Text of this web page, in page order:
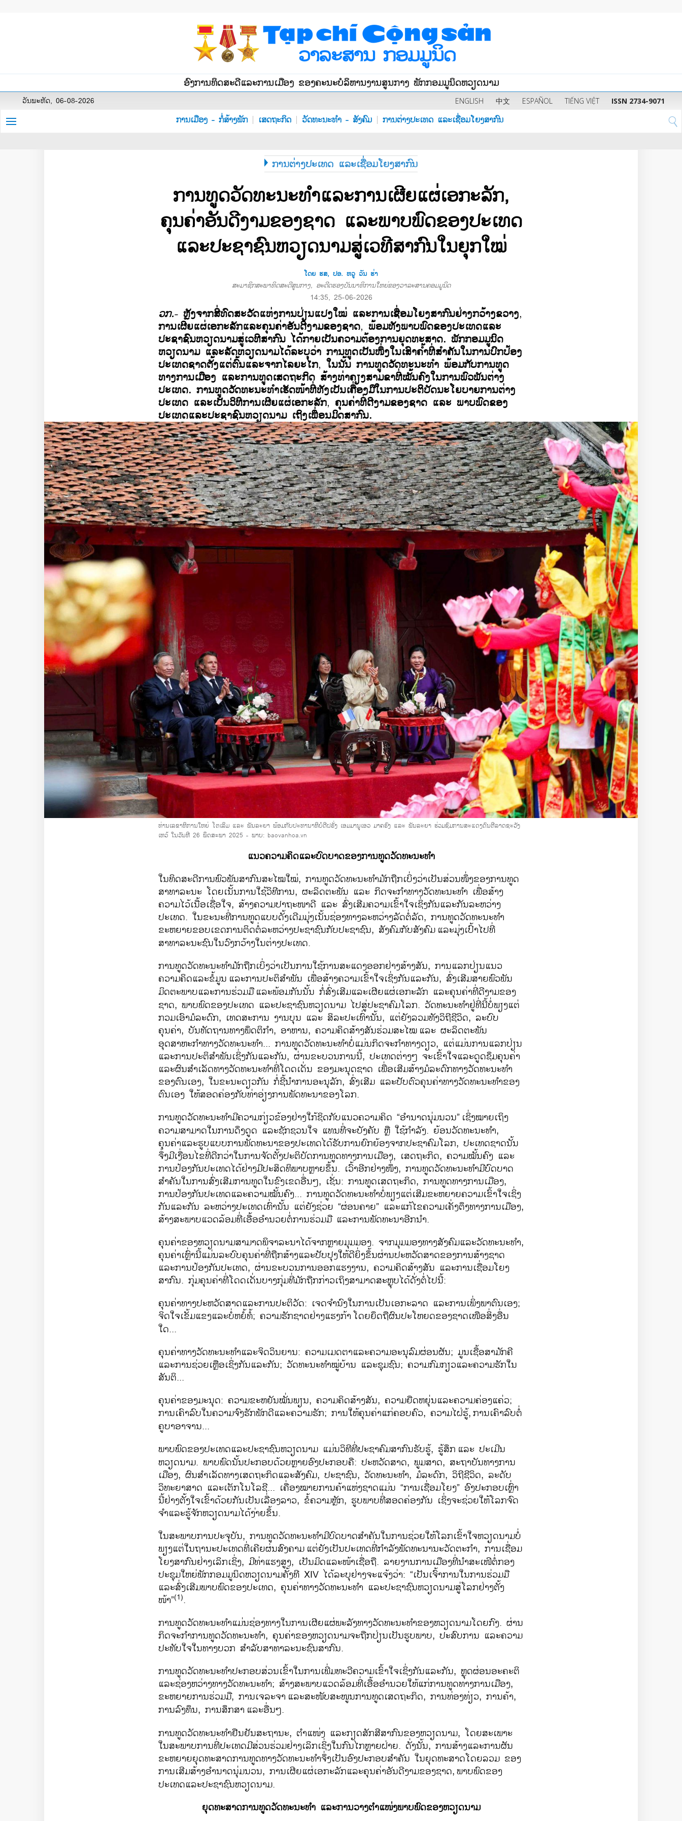
ອົງການທິດສະດີແລະການເມືອງ ຂອງຄະນະບໍລິຫານງານສູນກາງ ພັກກອມມູນິດຫວຽດນາມ
ວັນພະຫັດ, 06-08-2026 ENGLISH 中文 ESPAÑOL TIẾNG VIỆT ISSN 2734-9071
ການເມືອງ - ກໍ່ສ້າງພັກ ເສດຖະກິດ ວັດທະນະທຳ - ສັງຄົມ ການຕ່າງປະເທດ ແລະເຊື່ອມໂຍງສາກົນ
ການຕ່າງປະເທດ ແລະເຊື່ອມໂຍງສາກົນ
ການທູດວັດທະນະທຳແລະການເຜີຍແຜ່ເອກະລັກ,
ຄຸນຄ່າອັນດີງາມຂອງຊາດ ແລະພາບພົດຂອງປະເທດ
ແລະປະຊາຊົນຫວຽດນາມສູ່ເວທີສາກົນໃນຍຸກໃໝ່
ໂດຍ ຮສ, ປອ. ຫວູ ວັນ ຮ່າ
ສະມາຊິກສະພາທິດສະດີສູນກາງ, ອະດີດຮອງບັນນາທິການໃຫຍ່ຂອງວາລະສານຄອມມູນິດ
14:35, 25-06-2026
ວກ.- ຫຼັງຈາກສີ່ທົດສະວັດແຫ່ງການປ່ຽນແປງໃໝ່ ແລະການເຊື່ອມໂຍງສາກົນຢ່າງກວ້າງຂວາງ,
ການເຜີຍແຜ່ເອກະລັກແລະຄຸນຄ່າອັນດີງາມຂອງຊາດ, ພ້ອມທັງພາບພົດຂອງປະເທດແລະ
ປະຊາຊົນຫວຽດນາມສູ່ເວທີສາກົນ ໄດ້ກາຍເປັນຄວາມຕ້ອງການຍຸດທະສາດ. ພັກກອມມູນິດ
ຫວຽດນາມ ແລະລັດຫວຽດນາມໄດ້ລະບຸວ່າ ການທູດເປັນໜຶ່ງໃນເສົາຄ້ຳທີ່ສຳຄັນໃນການປົກປ້ອງ
ປະເທດຊາດຕັ້ງແຕ່ຕົ້ນແລະຈາກໄລຍະໄກ, ໃນນັ້ນ ການທູດວັດທະນະທຳ ພ້ອມກັບການທູດ
ທາງການເມືອງ ແລະການທູດເສດຖະກິດ ສ້າງທ່າຄຽງສາມຂາທີ່ໝັ້ນຄົງໃນການພົວພັນຕ່າງ
ປະເທດ. ການທູດວັດທະນະທຳເຮັດໜ້າທີ່ທັງເປັນເຄື່ອງມືໃນການປະຕິບັດນະໂຍບາຍການຕ່າງ
ປະເທດ ແລະເປັນວິທີການເຜີຍແຜ່ເອກະລັກ, ຄຸນຄ່າທີ່ດີງາມຂອງຊາດ ແລະ ພາບພົດຂອງ
ປະເທດແລະປະຊາຊົນຫວຽດນາມ ເຖິງເພື່ອນມິດສາກົນ.
ທ່ານເລຂາທິການໃຫຍ່ ໂຕເລິມ ແລະ ພັນລະຍາ ພ້ອມກັບປະທານາທິບໍດີຝຣັ່ງ ເອມມານູເອວ ມາຄຣົງ ແລະ ພັນລະຍາ ຮ່ວມຊົມການສະແດງດົນຕີລາດຊະວັງ
ເຫວ້ ໃນວັນທີ 26 ພຶດສະພາ 2025 - ພາບ: baovanhoa.vn
ແນວຄວາມຄິດແລະບົດບາດຂອງການທູດວັດທະນະທຳ
ໃນທິດສະດີການພົວພັນສາກົນສະໄໝໃໝ່, ການທູດວັດທະນະທຳມັກຖືກເບິ່ງວ່າເປັນສ່ວນໜຶ່ງຂອງການທູດ
ສາທາລະນະ ໂດຍເນັ້ນການໃຊ້ວິທີການ, ຜະລິດຕະພັນ ແລະ ກິດຈະກຳທາງວັດທະນະທຳ ເພື່ອສ້າງ
ຄວາມໄວ້ເນື້ອເຊື່ອໃຈ, ສ້າງຄວາມປາຖະໜາດີ ແລະ ສົ່ງເສີມຄວາມເຂົ້າໃຈເຊິ່ງກັນແລະກັນລະຫວ່າງ
ປະເທດ. ໃນຂະນະທີ່ການທູດແບບດັ້ງເດີມມຸ່ງເນັ້ນຊ່ອງທາງລະຫວ່າງລັດຕໍ່ລັດ, ການທູດວັດທະນະທຳ
ຂະຫຍາຍຂອບເຂດການຕິດຕໍ່ລະຫວ່າງປະຊາຊົນກັບປະຊາຊົນ, ສັງຄົມກັບສັງຄົມ ແລະມຸ່ງເປົ້າໄປທີ່
ສາທາລະນະຊົນໃນວົງກວ້າງໃນຕ່າງປະເທດ.
ການທູດວັດທະນະທຳມັກຖືກເບິ່ງວ່າເປັນການໃຊ້ການສະແດງອອກຢ່າງສ້າງສັນ, ການແລກປ່ຽນແນວ
ຄວາມຄິດແລະຂໍ້ມູນ ແລະການປະຕິສຳພັນ ເພື່ອສ້າງຄວາມເຂົ້າໃຈເຊິ່ງກັນແລະກັນ, ສົ່ງເສີມສາຍພົວພັນ
ມິດຕະພາບແລະການຮ່ວມມື ແລະພ້ອມກັນນັ້ນ ກໍ່ສົ່ງເສີມແລະເຜີຍແຜ່ເອກະລັກ ແລະຄຸນຄ່າທີ່ດີງາມຂອງ
ຊາດ, ພາບພົດຂອງປະເທດ ແລະປະຊາຊົນຫວຽດນາມ ໄປສູ່ປະຊາຄົມໂລກ. ວັດທະນະທຳຢູ່ທີ່ນີ້ບໍ່ພຽງແຕ່
ກວມເອົາມໍລະດົກ, ເທດສະການ ງານບຸນ ແລະ ສິລະປະເທົ່ານັ້ນ, ແຕ່ຍັງລວມທັງວິຖີຊີວິດ, ລະບົບ
ຄຸນຄ່າ, ບັນທັດຖານທາງພຶດຕິກຳ, ອາຫານ, ຄວາມຄິດສ້າງສັນຮ່ວມສະໄໝ ແລະ ຜະລິດຕະພັນ
ອຸດສາຫະກຳທາງວັດທະນະທຳ... ການທູດວັດທະນະທຳບໍ່ແມ່ນກິດຈະກຳທາງດຽວ, ແຕ່ແມ່ນການແລກປ່ຽນ
ແລະການປະຕິສຳພັນເຊິ່ງກັນແລະກັນ, ຜ່ານຂະບວນການນີ້, ປະເທດຕ່າງໆ ຈະເຂົ້າໃຈແລະດູດຊຶມຄຸນຄ່າ
ແລະຜົນສຳເລັດທາງວັດທະນະທຳທີ່ໂດດເດັ່ນ ຂອງມະນຸດຊາດ ເພື່ອເສີມສ້າງມໍລະດົກທາງວັດທະນະທຳ
ຂອງຕົນເອງ, ໃນຂະນະດຽວກັນ ກໍ່ຊີ້ນຳການອະນຸລັກ, ສົ່ງເສີມ ແລະປັບຕົວຄຸນຄ່າທາງວັດທະນະທຳຂອງ
ຕົນເອງ ໃຫ້ສອດຄ່ອງກັບທ່າອ່ຽງການພັດທະນາຂອງໂລກ.
ການທູດວັດທະນະທຳມີຄວາມກ່ຽວຂ້ອງຢ່າງໃກ້ຊິດກັບແນວຄວາມຄິດ “ອຳນາດນຸ່ມນວນ” ເຊິ່ງໝາຍເຖິງ
ຄວາມສາມາດໃນການດຶງດູດ ແລະຊັກຊວນໃຈ ແທນທີ່ຈະບັງຄັບ ຫຼື ໃຊ້ກຳລັງ. ຍ້ອນວັດທະນະທຳ,
ຄຸນຄ່າແລະຮູບແບບການພັດທະນາຂອງປະເທດໄດ້ຮັບການຍົກຍ້ອງຈາກປະຊາຄົມໂລກ, ປະເທດຊາດນັ້ນ
ຈຶ່ງມີເງື່ອນໄຂທີ່ດີກວ່າໃນການຈັດຕັ້ງປະຕິບັດການທູດທາງການເມືອງ, ເສດຖະກິດ, ຄວາມໝັ້ນຄົງ ແລະ
ການປ້ອງກັນປະເທດໄດ້ຢ່າງມີປະສິດທິພາບຫຼາຍຂຶ້ນ. ເວົ້າອີກຢ່າງໜຶ່ງ, ການທູດວັດທະນະທຳມີບົດບາດ
ສຳຄັນໃນການສົ່ງເສີມການທູດໃນຂົງເຂດອື່ນໆ, ເຊັ່ນ: ການທູດເສດຖະກິດ, ການທູດທາງການເມືອງ,
ການປ້ອງກັນປະເທດແລະຄວາມໝັ້ນຄົງ... ການທູດວັດທະນະທຳບໍ່ພຽງແຕ່ເສີມຂະຫຍາຍຄວາມເຂົ້າໃຈເຊິ່ງ
ກັນແລະກັນ ລະຫວ່າງປະເທດເທົ່ານັ້ນ ແຕ່ຍັງຊ່ວຍ “ຜ່ອນຄາຍ” ແລະແກ້ໄຂຄວາມເຄັ່ງຕຶງທາງການເມືອງ,
ສ້າງສະພາບແວດລ້ອມທີ່ເອື້ອອຳນວຍຕໍ່ການຮ່ວມມື ແລະການພັດທະນາອີກນຳ.
ຄຸນຄ່າຂອງຫວຽດນາມສາມາດພິຈາລະນາໄດ້ຈາກຫຼາຍມຸມມອງ. ຈາກມຸມມອງທາງສັງຄົມແລະວັດທະນະທຳ,
ຄຸນຄ່າເຫຼົ່ານີ້ແມ່ນລະບົບຄຸນຄ່າທີ່ຖືກສ້າງແລະປັບປຸງໃຫ້ດີຍິ່ງຂຶ້ນຜ່ານປະຫວັດສາດຂອງການສ້າງຊາດ
ແລະການປ້ອງກັນປະເທດ, ຜ່ານຂະບວນການອອກແຮງງານ, ຄວາມຄິດສ້າງສັນ ແລະການເຊື່ອມໂຍງ
ສາກົນ. ກຸ່ມຄຸນຄ່າທີ່ໂດດເດັ່ນບາງກຸ່ມທີ່ມັກຖືກກ່າວເຖິງສາມາດສະຫຼຸບໄດ້ດັ່ງຕໍ່ໄປນີ້:
ຄຸນຄ່າທາງປະຫວັດສາດແລະການປະຕິວັດ: ເຈດຈຳນົງໃນການເປັນເອກະລາດ ແລະການເພິ່ງພາຕົນເອງ;
ຈິດໃຈເຂັ້ມແຂງແລະບໍ່ຫຍໍ້ທໍ້; ຄວາມຮັກຊາດຢ່າງແຮງກ້າໂດຍຍຶດຖືຜົນປະໂຫຍດຂອງຊາດເໜືອສິ່ງອື່ນ
ໃດ...
ຄຸນຄ່າທາງວັດທະນະທຳແລະຈິດວິນຍານ: ຄວາມເມດຕາແລະຄວາມອະນຸລົມຜ່ອນຜັນ; ມູນເຊື້ອສາມັກຄີ
ແລະການຊ່ວຍເຫຼືອເຊິ່ງກັນແລະກັນ; ວັດທະນະທຳໝູ່ບ້ານ ແລະຊຸມຊົນ; ຄວາມກົມກຽວແລະຄວາມຮັກໃນ
ສັນຕິ...
ຄຸນຄ່າຂອງມະນຸດ: ຄວາມຂະຫຍັນໝັ່ນພຽນ, ຄວາມຄິດສ້າງສັນ, ຄວາມຍືດຫຍຸ່ນແລະຄວາມຄ່ອງແຄ່ວ;
ການເຄົາລົບໃນຄວາມຈົງຮັກພັກດີແລະຄວາມຮັກ; ການໃຫ້ຄຸນຄ່າແກ່ຄອບຄົວ, ຄວາມໄຝ່ຮູ້,ການເຄົາລົບຕໍ່
ຄູບາອາຈານ...
ພາບພົດຂອງປະເທດແລະປະຊາຊົນຫວຽດນາມ ແມ່ນວິທີທີ່ປະຊາຄົມສາກົນຮັບຮູ້, ຮູ້ສຶກ ແລະ ປະເມີນ
ຫວຽດນາມ. ພາບພົດນັ້ນປະກອບດ້ວຍຫຼາຍອົງປະກອບຄື: ປະຫວັດສາດ, ພູມສາດ, ສະຖາບັນທາງການ
ເມືອງ, ຜົນສຳເລັດທາງເສດຖະກິດແລະສັງຄົມ, ປະຊາຊົນ, ວັດທະນະທຳ, ມໍລະດົກ, ວິຖີຊີວິດ, ລະດັບ
ວິທະຍາສາດ ແລະເຕັກໂນໂລຊີ... ເຄື່ອງໝາຍການຄ້າແຫ່ງຊາດແມ່ນ “ການເຊື່ອມໂຍງ” ອົງປະກອບເຫຼົ່າ
ນີ້ຢ່າງຕັ້ງໃຈເຂົ້າດ້ວຍກັນເປັນເລື່ອງລາວ, ຂໍ້ຄວາມຫຼັກ, ຮູບພາບທີ່ສອດຄ່ອງກັນ ເຊິ່ງຈະຊ່ວຍໃຫ້ໂລກຈົດ
ຈຳແລະຮູ້ຈັກຫວຽດນາມໄດ້ງ່າຍຂຶ້ນ.
ໃນສະພາບການປະຈຸບັນ, ການທູດວັດທະນະທຳມີບົດບາດສຳຄັນໃນການຊ່ວຍໃຫ້ໂລກເຂົ້າໃຈຫວຽດນາມບໍ່
ພຽງແຕ່ໃນຖານະປະເທດທີ່ເຄີຍຜ່ນສົງຄາມ ແຕ່ຍັງເປັນປະເທດທີ່ກຳລັງພັດທະນານະວັດຕະກຳ, ການເຊື່ອມ
ໂຍງສາກົນຢ່າງເລິກເຊິ່ງ, ມີທ່າແຮງສູງ, ເປັນມິດແລະໜ້າເຊື່ອຖື. ລາຍງານການເມືອງທີ່ນຳສະເໜີຕໍ່ກອງ
ປະຊຸມໃຫຍ່ພັກກອມມູນິດຫວຽດນາມຄັ້ງທີ XIV ໄດ້ລະບຸຢ່າງຈະແຈ້ງວ່າ: “ເປັນເຈົ້າການໃນການຮ່ວມມື
ແລະສົ່ງເສີມພາບພົດຂອງປະເທດ, ຄຸນຄ່າທາງວັດທະນະທຳ ແລະປະຊາຊົນຫວຽດນາມສູ່ໂລກຢ່າງຕັ້ງ
ໜ້າ”(1).
ການທູດວັດທະນະທຳແມ່ນຊ່ອງທາງໃນການເຜີຍແຜ່ພະລັງທາງວັດທະນະທຳຂອງຫວຽດນາມໂດຍກົງ. ຜ່ານ
ກິດຈະກຳການທູດວັດທະນະທຳ, ຄຸນຄ່າຂອງຫວຽດນາມຈະຖືກປ່ຽນເປັນຮູບພາບ, ປະສົບການ ແລະຄວາມ
ປະທັບໃຈໃນທາງບວກ ສຳລັບສາທາລະນະຊົນສາກົນ.
ການທູດວັດທະນະທຳປະກອບສ່ວນເຂົ້າໃນການເພີ່ມທະວີຄວາມເຂົ້າໃຈເຊິ່ງກັນແລະກັນ, ຫຼຸດຜ່ອນອະຄະຕິ
ແລະຊ່ອງຫວ່າງທາງວັດທະນະທຳ; ສ້າງສະພາບແວດລ້ອມທີ່ເອື້ອອຳນວຍໃຫ້ແກ່ການທູດທາງການເມືອງ,
ຂະຫຍາຍການຮ່ວມມື, ການເຈລະຈາ ແລະສະໜັບສະໜູນການທູດເສດຖະກິດ, ການທ່ອງທ່ຽວ, ການຄ້າ,
ການລົງທຶນ, ການສຶກສາ ແລະອື່ນໆ.
ການທູດວັດທະນະທຳຢືນຢັນສະຖານະ, ຕຳແໜ່ງ ແລະກຽດສັກສີສາກົນຂອງຫວຽດນາມ, ໂດຍສະເພາະ
ໃນສະພາບການທີ່ປະເທດມີສ່ວນຮ່ວມຢ່າງເລິກເຊິ່ງໃນກົນໄກຫຼາຍຝ່າຍ. ດັ່ງນັ້ນ, ການສ້າງແລະການຜັນ
ຂະຫຍາຍຍຸດທະສາດການທູດທາງວັດທະນະທຳຈຶ່ງເປັນອົງປະກອບສຳຄັນ ໃນຍຸດທະສາດໂດຍລວມ ຂອງ
ການເສີມສ້າງອຳນາດນຸ່ມນວນ, ການເຜີຍແຜ່ເອກະລັກແລະຄຸນຄ່າອັນດີງາມຂອງຊາດ,ພາບພົດຂອງ
ປະເທດແລະປະຊາຊົນຫວຽດນາມ.
ຍຸດທະສາດການທູດວັດທະນະທຳ ແລະການວາງຕຳແໜ່ງພາບພົດຂອງຫວຽດນາມ